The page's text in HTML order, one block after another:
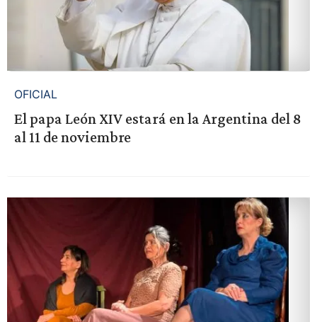
OFICIAL
El papa León XIV estará en la Argentina del 8
al 11 de noviembre